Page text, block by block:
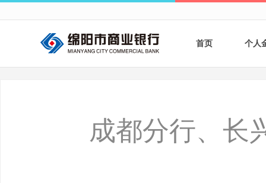
首页 个人
银
成都分行、长